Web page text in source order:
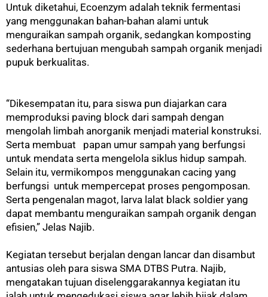
Untuk diketahui, Ecoenzym adalah teknik fermentasi
yang menggunakan bahan-bahan alami untuk
menguraikan sampah organik, sedangkan komposting
sederhana bertujuan mengubah sampah organik menjadi
pupuk berkualitas.
“Dikesempatan itu, para siswa pun diajarkan cara
memproduksi paving block dari sampah dengan
mengolah limbah anorganik menjadi material konstruksi.
Serta membuat papan umur sampah yang berfungsi
untuk mendata serta mengelola siklus hidup sampah.
Selain itu, vermikompos menggunakan cacing yang
berfungsi untuk mempercepat proses pengomposan.
Serta pengenalan magot, larva lalat black soldier yang
dapat membantu menguraikan sampah organik dengan
efisien,” Jelas Najib.
Kegiatan tersebut berjalan dengan lancar dan disambut
antusias oleh para siswa SMA DTBS Putra. Najib,
mengatakan tujuan diselenggarakannya kegiatan itu